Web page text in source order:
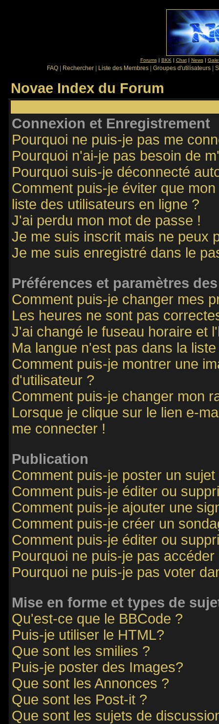
Forums| BKK | Chat| News|
FAQ Rechercher Liste des Membres Groupes d'utilisateurs
Novae Index du Forum
Connexion et Enregistrement
Pourquoi ne puis-je pas me
Pourquoi n'ai-je pas besoin de
Pourquoi suis-je déconnecté
Comment puis-je éviter que
liste des utilisateurs en ligne ?
J'ai perdu mon mot de passe !
Je me suis inscrit mais ne peux
Je me suis enregistré dans le
Préférences et paramètres
Comment puis-je changer mes
Les heures ne sont pas
J'ai changé le fuseau horaire et
Ma langue n'est pas dans la liste
Comment puis-je montrer une
d'utilisateur ?
Comment puis-je changer mon
Lorsque je clique sur le lien e-
me connecter !
Publication
Comment puis-je poster un
Comment puis-je éditer ou
Comment puis-je ajouter une
Comment puis-je créer un
Comment puis-je éditer ou
Pourquoi ne puis-je pas
Pourquoi ne puis-je pas voter
Mise en forme et types de
Qu'est-ce que le BBCode ?
Puis-je utiliser le HTML?
Que sont les smilies ?
Puis-je poster des Images?
Que sont les Annonces ?
Que sont les Post-it ?
Que sont les sujets de